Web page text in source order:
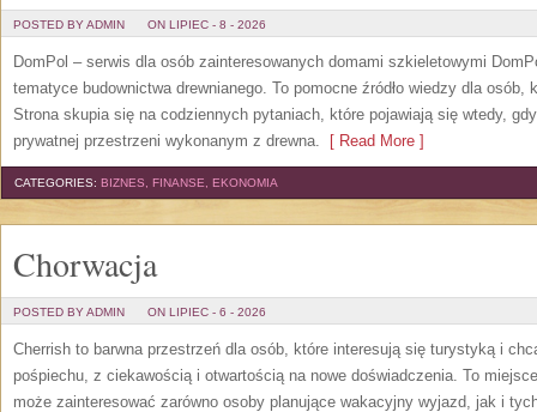
POSTED BY ADMIN ON LIPIEC - 8 - 2026
DomPol – serwis dla osób zainteresowanych domami szkieletowymi
tematyce budownictwa drewnianego. To pomocne źródło wiedzy dla
Strona skupia się na codziennych pytaniach, które pojawiają się wtedy,
prywatnej przestrzeni wykonanym z drewna. [ Read More ]
CATEGORIES: BIZNES, FINANSE, EKONOMIA
Chorwacja
POSTED BY ADMIN ON LIPIEC - 6 - 2026
Cherrish to barwna przestrzeń dla osób, które interesują się turystyką i
pośpiechu, z ciekawością i otwartością na nowe doświadczenia. To
może zainteresować zarówno osoby planujące wakacyjny wyjazd, jak i